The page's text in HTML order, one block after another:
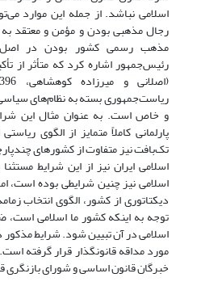
اسلامی نباشد. از جمله این موارد
رجال مذهبی بودن و مؤمن و معتقد به
رئیس‌جمهور اشاره کرد که متأثر از
ریاست‌جمهوری بسته به نظام‌های
و خاص است. به عنوان مثال این
پارلمانی کاملاً متمایز از الگوی
تک‌بافت نیز متفاوت از کشورهای
اسلامی ایران نیز از این شرایط
اسلامی نیز چنین شرایطی بوده است،
دیکتاتوری از کشور، الگوی انتخاب
توجه به اینکه کشور ما اسلامی است،
مورد مداقه قانونگذار قرار گرفته
خبرگان قانون اساسی و شورای